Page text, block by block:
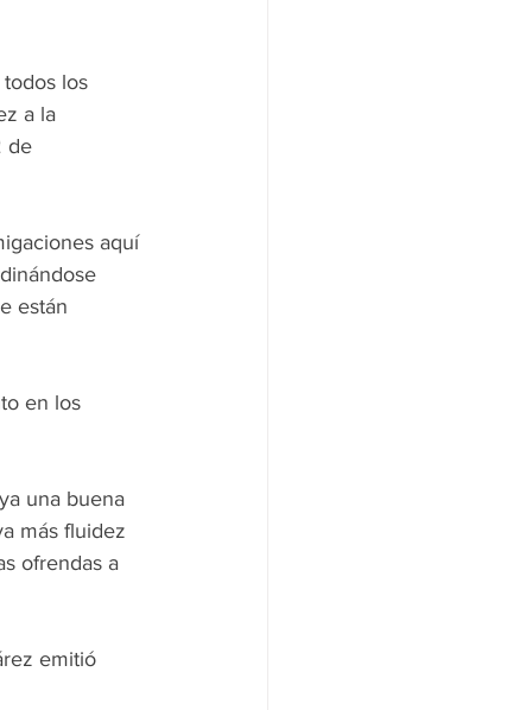
los
a la
de
aquí
están
en los
una buena
más fluidez
ofrendas a
emitió